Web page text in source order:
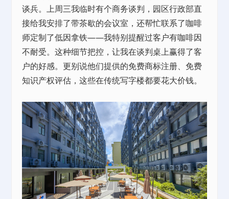
谈兵。上周三我临时有个商务谈判，园区行政部直
接给我安排了带茶歇的会议室，还帮忙联系了咖啡
师定制了低因拿铁——我特别提醒过客户有咖啡因
不耐受。这种细节把控，让我在谈判桌上赢得了客
户的好感。更别说他们提供的免费商标注册、免费
知识产权评估，这些在传统写字楼都要花大价钱。